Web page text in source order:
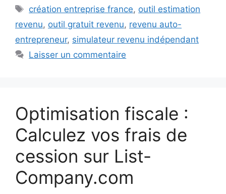
Étiquettes
création entreprise france, outil estimation
revenu, outil gratuit revenu, revenu auto-
entrepreneur, simulateur revenu indépendant
Laisser un commentaire
Optimisation fiscale :
Calculez vos frais de
cession sur List-
Company.com